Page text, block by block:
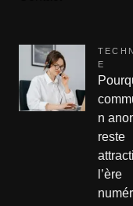
E
n
reste
l’ère